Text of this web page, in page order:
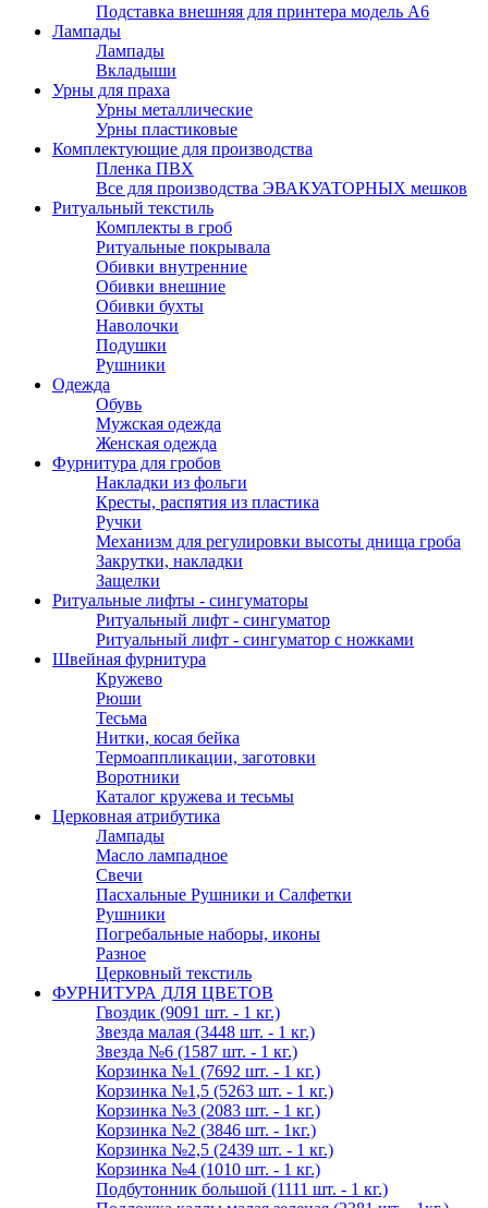
Подставка внешняя для принтера модель А6
Лампады
Лампады
Вкладыши
Урны для праха
Урны металлические
Урны пластиковые
Комплектующие для производства
Пленка ПВХ
Все для производства ЭВАКУАТОРНЫХ мешков
Ритуальный текстиль
Комплекты в гроб
Ритуальные покрывала
Обивки внутренние
Обивки внешние
Обивки бухты
Наволочки
Подушки
Рушники
Одежда
Обувь
Мужская одежда
Женская одежда
Фурнитура для гробов
Накладки из фольги
Кресты, распятия из пластика
Ручки
Механизм для регулировки высоты днища гроба
Закрутки, накладки
Защелки
Ритуальные лифты - сингуматоры
Ритуальный лифт - сингуматор
Ритуальный лифт - сингуматор с ножками
Швейная фурнитура
Кружево
Рюши
Тесьма
Нитки, косая бейка
Термоаппликации, заготовки
Воротники
Каталог кружева и тесьмы
Церковная атрибутика
Лампады
Масло лампадное
Свечи
Пасхальные Рушники и Салфетки
Рушники
Погребальные наборы, иконы
Разное
Церковный текстиль
ФУРНИТУРА ДЛЯ ЦВЕТОВ
Гвоздик (9091 шт. - 1 кг.)
Звезда малая (3448 шт. - 1 кг.)
Звезда №6 (1587 шт. - 1 кг.)
Корзинка №1 (7692 шт. - 1 кг.)
Корзинка №1,5 (5263 шт. - 1 кг.)
Корзинка №3 (2083 шт. - 1 кг.)
Корзинка №2 (3846 шт. - 1кг.)
Корзинка №2,5 (2439 шт. - 1 кг.)
Корзинка №4 (1010 шт. - 1 кг.)
Подбутонник большой (1111 шт. - 1 кг.)